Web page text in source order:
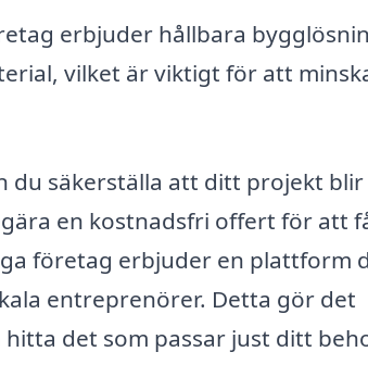
erbjuder hållbara
vilket är viktigt för att
du säkerställa att ditt projekt blir
en kostnadsfri offert för att
företag erbjuder en plattform
entreprenörer. Detta gör det
det som passar just ditt